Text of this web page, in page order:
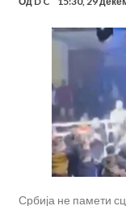
Србија не памети